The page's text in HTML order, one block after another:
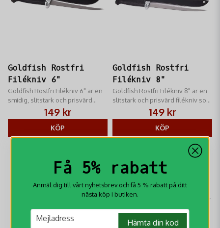
Goldfish Rostfri
Filékniv 6"
Goldfish Rostfri Filékniv 6" är en
smidig, slitstark och prisvärd
filékniv som både är vass och
greppvänlig.
149 kr
KÖP
Goldfish Rostfri
Filékniv 8"
Goldfish Rostfri Filékniv 8" är en
slitstark och prisvärd filékniv som
både är vass och greppvänlig.
149 kr
KÖP
Få 5% rabatt
Anmäl dig till vårt nyhetsbrev och få 5 % rabatt på ditt
nästa köp i butiken.
email
Mejladress Hämta din kod